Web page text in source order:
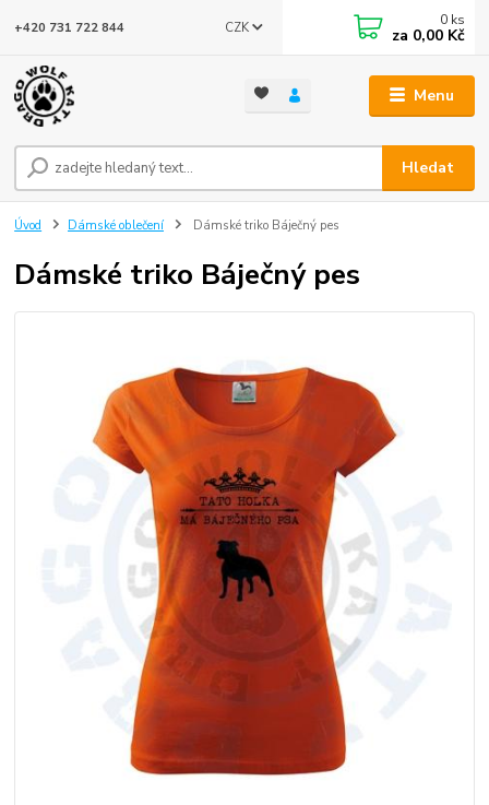
Menu
CZK
Hledat
+420 731 722 844 0 ks
za 0,00 Kč
Úvod Dámské oblečení Dámské triko Báječný pes
Dámské triko Báječný pes